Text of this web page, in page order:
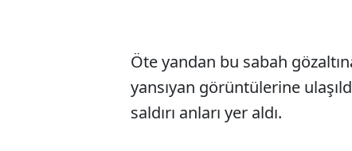
Öte yandan bu sabah
yansıyan görüntülerine
saldırı anları yer aldı.